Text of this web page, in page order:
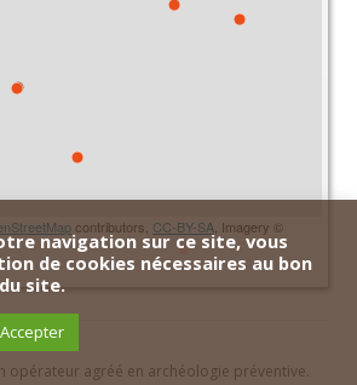
contributors, CC-BY-SA , Imagery ©
opérateur agréé en archéologie préventive.
navigation sur ce site, vous
de cookies nécessaires au bon
site.
Accepter